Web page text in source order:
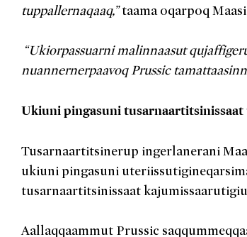
tuppallernaqaaq,”taama oqarpoq
“Ukiorpassuarni malinnaasut
nuannernerpaavoq Prussic
Ukiuni pingasuni
Tusarnaartitsinerup ingerlanerani
ukiuni pingasuni
tusarnaartitsinissaat
Aallaqqaammut Prussic